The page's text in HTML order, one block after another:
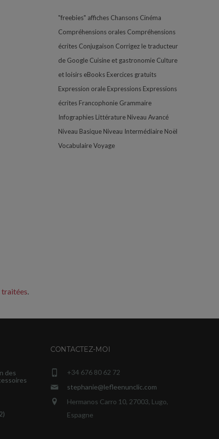
traitées.
"freebies" affiches Chansons Cinéma
Compréhensions orales Compréhensions
écrites Conjugaison Corrigez le traducteur
de Google Cuisine et gastronomie Culture
et loisirs eBooks Exercices gratuits
Expression orale Expressions Expressions
écrites Francophonie Grammaire
Infographies Littérature Niveau Avancé
Niveau Basique Niveau Intermédiaire Noël
VocabulaireVoyage
des
CONTACTEZ-MOI
+34 676 80 62 72
stephanie@lefleenunclic.com
Hermanos Carro 10, 27003, Lugo,
Espagne